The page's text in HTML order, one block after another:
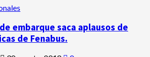
embarque saca aplausos de
de Fenabus.